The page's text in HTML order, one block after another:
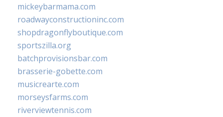
mickeybarmama.com
roadwayconstructioninc.com
shopdragonflyboutique.com
sportszilla.org
batchprovisionsbar.com
brasserie-gobette.com
musicrearte.com
morseysfarms.com
riverviewtennis.com